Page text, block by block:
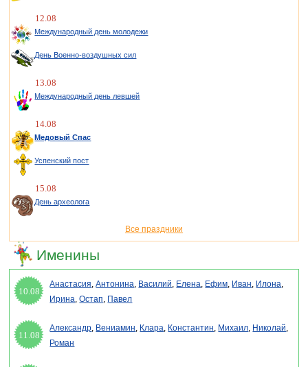
12.08
Международный день молодежи
День Военно-воздушных сил
13.08
Международный день левшей
14.08
Медовый Спас
Успенский пост
15.08
День археолога
Все праздники
Именины
10.08
Анастасия,Антонина, Василий, Елена, Ефим, Иван, Илона,
Ирина,Остап, Павел
11.08
Александр, Вениамин, Клара, Константин, Михаил, Николай,
Роман